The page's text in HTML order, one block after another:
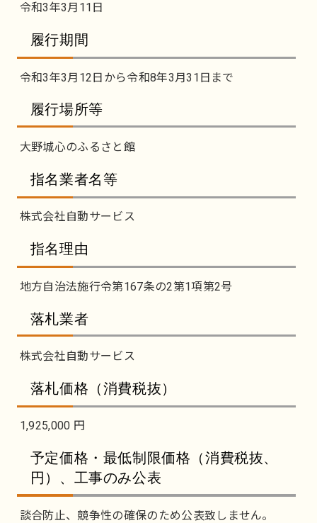
令和3年3月11日
履行期間
令和3年3月12日から令和8年3月31日まで
履行場所等
大野城心のふるさと館
指名業者名等
株式会社自動サービス
指名理由
地方自治法施行令第167条の2第1項第2号
落札業者
株式会社自動サービス
落札価格（消費税抜）
1,925,000 円
予定価格・最低制限価格（消費税抜、
円）、工事のみ公表
談合防止、競争性の確保のため公表致しません。